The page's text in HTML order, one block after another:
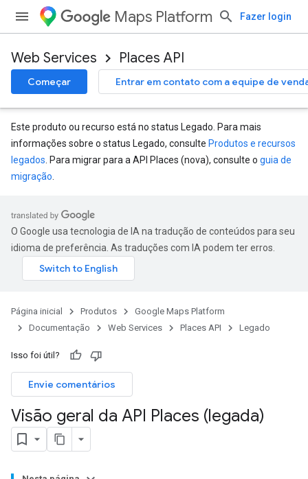
Maps Platform Fazer login
Web Services Places API
Começar Entrar em contato com a equipe de
Este produto ou recurso está no status Legado. Para mais
informações sobre o status Legado, consulte Produtos e recursos
legados . Para migrar para a API Places (nova), consulte o guia de
migração
O Google usa tecnologia de IA na tradução de conteúdos para seu
idioma de preferência. As traduções com IA podem ter erros.
Página inicial Produtos
Google Maps Platform
Documentação
Web Services Places API Legado
Isso foi útil?
Envie comentários
Visão geral da API Places (legada)